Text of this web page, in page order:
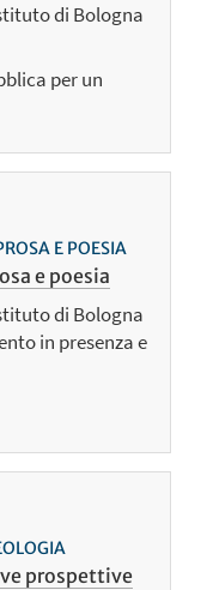
di Bologna
per un
E POESIA
e poesia
di Bologna
in presenza e
prospettive